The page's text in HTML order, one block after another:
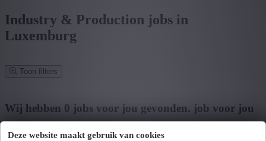
Deze website maakt gebruik van cookies
Industry & Production jobs in
Luxemburg
Toon filters
Wij hebben 0 jobs voor jou gevonden. job voor jou
gevonden